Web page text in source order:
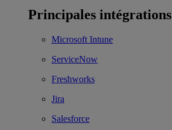
Principales intégrations
Microsoft Intune
ServiceNow
Freshworks
Jira
Salesforce